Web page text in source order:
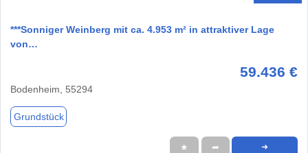
***Sonniger Weinberg mit ca. 4.953 m² in attraktiver Lage
von…
59.436 €
Bodenheim, 55294
Grundstück
★ ➦ ➜